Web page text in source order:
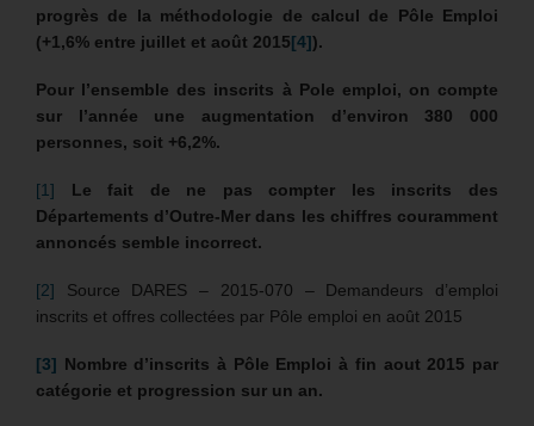
progrès de la méthodologie de calcul de Pôle Emploi
(+1,6% entre juillet et août 2015[4]).
Pour l’ensemble des inscrits à Pole emploi, on compte
sur l’année une augmentation d’environ 380 000
personnes, soit +6,2%.
[1]
Le fait de ne pas compter les inscrits des
Départements d’Outre-Mer dans les chiffres couramment
annoncés semble incorrect.
[2] Source DARES – 2015-070 – Demandeurs d’emploi
inscrits et offres collectées par Pôle emploi en août 2015
[3] Nombre d’inscrits à Pôle Emploi à fin aout 2015 par
catégorie et progression sur un an.